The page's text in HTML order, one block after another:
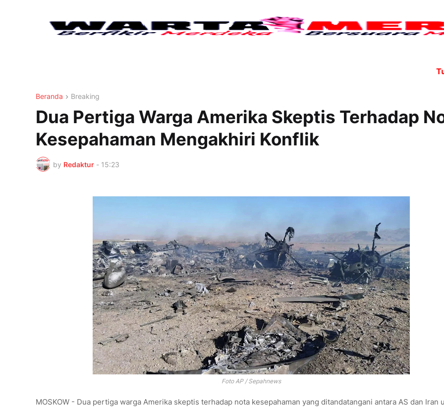
Beranda Breaking
Dua Pertiga Warga Amerika Skeptis Terhadap
Kesepahaman Mengakhiri Konflik
by Redaktur - 15:23
Foto AP / Sepahnews
MOSKOW - Dua pertiga warga Amerika skeptis terhadap nota kesepahaman yang ditandatangani antara AS dan Iran